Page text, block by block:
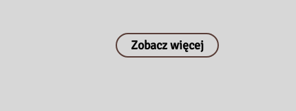
Zobacz więcej